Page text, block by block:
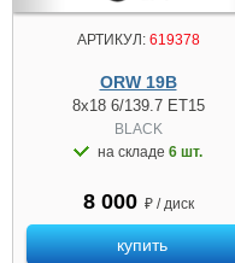
АРТИКУЛ:619378
ORW 19B
8x18 6/139.7 ET15
BLACK
на складе 6 шт.
8 000 ₽ / диск
купить